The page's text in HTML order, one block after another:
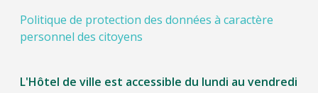
Politique de protection des données à caractère
personnel des citoyens
L'Hôtel de ville est accessible du lundi au vendredi